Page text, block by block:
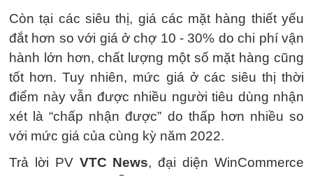
Còn tại các siêu thị, giá các mặt hàng thiết yếu
đắt hơn so với giá ở chợ 10 - 30% do chi phí vận
hành lớn hơn, chất lượng một số mặt hàng cũng
tốt hơn. Tuy nhiên, mức giá ở các siêu thị thời
điểm này vẫn được nhiều người tiêu dùng nhận
xét là “chấp nhận được” do thấp hơn nhiều so
với mức giá của cùng kỳ năm 2022.
Trả lời PV VTC News, đại diện WinCommerce